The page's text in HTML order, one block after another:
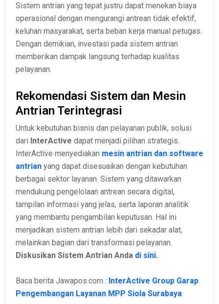
Sistem antrian yang tepat justru dapat menekan biaya
operasional dengan mengurangi antrean tidak efektif,
keluhan masyarakat, serta beban kerja manual petugas.
Dengan demikian, investasi pada sistem antrian
memberikan dampak langsung terhadap kualitas
pelayanan.
Rekomendasi Sistem dan Mesin
Antrian Terintegrasi
Untuk kebutuhan bisnis dan pelayanan publik, solusi
dari InterActive dapat menjadi pilihan strategis.
InterActive menyediakan mesin antrian dan software
antrian yang dapat disesuaikan dengan kebutuhan
berbagai sektor layanan. Sistem yang ditawarkan
mendukung pengelolaan antrean secara digital,
tampilan informasi yang jelas, serta laporan analitik
yang membantu pengambilan keputusan. Hal ini
menjadikan sistem antrian lebih dari sekadar alat,
melainkan bagian dari transformasi pelayanan.
Diskusikan Sistem Antrian Anda di sini.
Baca berita Jawapos.com : InterActive Group Garap
Pengembangan Layanan MPP Siola Surabaya